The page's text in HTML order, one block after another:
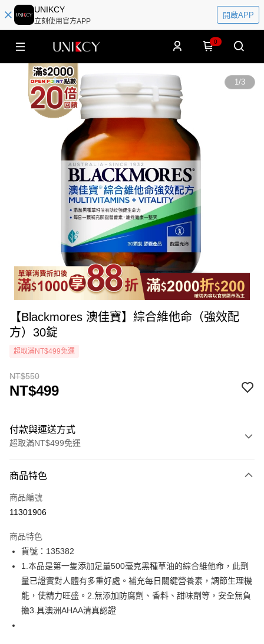
UNIKCY
立刻使用官方APP
開啟APP
0
1/3
【Blackmores 澳佳寶】綜合維他命（強效配
方）30錠
超取滿NT$499免運
NT$550
NT$499
付款與運送方式
超取滿NT$499免運
icash Pay
信用卡一次付款
LINE Pay
Apple Pay
街口支付
悠遊付
商品特色
商品編號
11301906
商品特色
貨號：135382
1.本品是第一隻添加足量500毫克黑種草油的綜合維他命，此劑
量已證實對人體有多重好處。補充每日關鍵營養素，調節生理機
能，使精力旺盛。2.無添加防腐劑、香料、甜味劑等，安全無負
擔3.具澳洲AHAA清真認證